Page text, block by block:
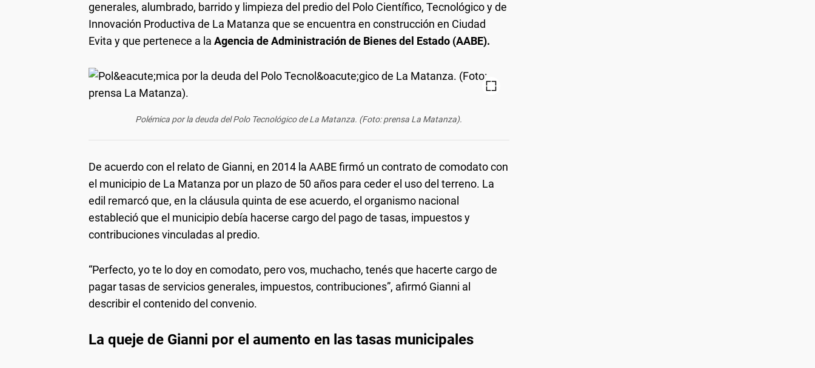
generales, alumbrado, barrido y limpieza del predio del Polo Científico, Tecnológico y de
Innovación Productiva de La Matanza que se encuentra en construcción en Ciudad
Evita y que pertenece a la Agencia de Administración de Bienes del Estado (AABE).
Polémica por la deuda del Polo Tecnológico de La Matanza. (Foto: prensa La Matanza).
De acuerdo con el relato de Gianni, en 2014 la AABE firmó un contrato de comodato con
el municipio de La Matanza por un plazo de 50 años para ceder el uso del terreno. La
edil remarcó que, en la cláusula quinta de ese acuerdo, el organismo nacional
estableció que el municipio debía hacerse cargo del pago de tasas, impuestos y
contribuciones vinculadas al predio.
“Perfecto, yo te lo doy en comodato, pero vos, muchacho, tenés que hacerte cargo de
pagar tasas de servicios generales, impuestos, contribuciones”, afirmó Gianni al
describir el contenido del convenio.
La queje de Gianni por el aumento en las tasas municipales